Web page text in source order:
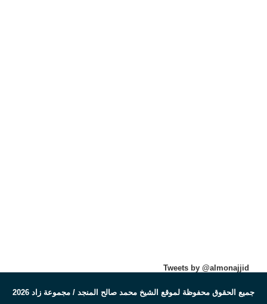
Tweets by @almonajjid
جميع الحقوق محفوظة لموقع الشيخ محمد صالح المنجد / مجموعة زاد 2026